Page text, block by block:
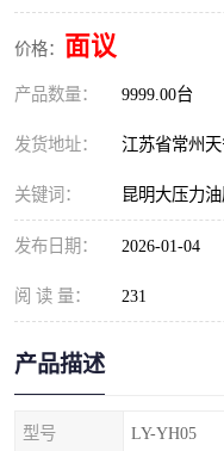
价格： 面议
产品数量： 9999.00台
发货地址： 江苏省常州
关键词： 昆明大压力
发布日期： 2026-01-04
阅 读 量： 231
产品描述
型号 LY-YH05